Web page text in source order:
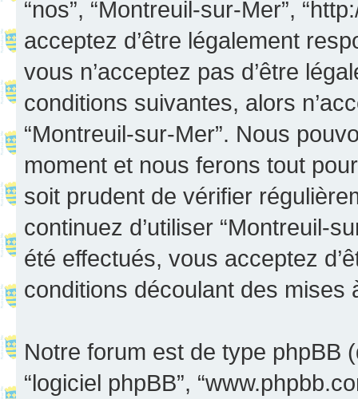
“nos”, “Montreuil-sur-Mer”,
acceptez d’être légalement
vous n’acceptez pas d’être
conditions suivantes, alors
“Montreuil-sur-Mer”. Nous
moment et nous ferons tout
soit prudent de vérifier
continuez d’utiliser “Montreuil-
été effectués, vous acceptez
conditions découlant des mises
Notre forum est de type phpBB
“logiciel phpBB”,